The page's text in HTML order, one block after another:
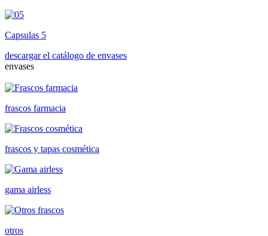
Capsulas 5
descargar el catálogo de envases
envases
frascos farmacia
frascos y tapas cosmética
gama airless
otros